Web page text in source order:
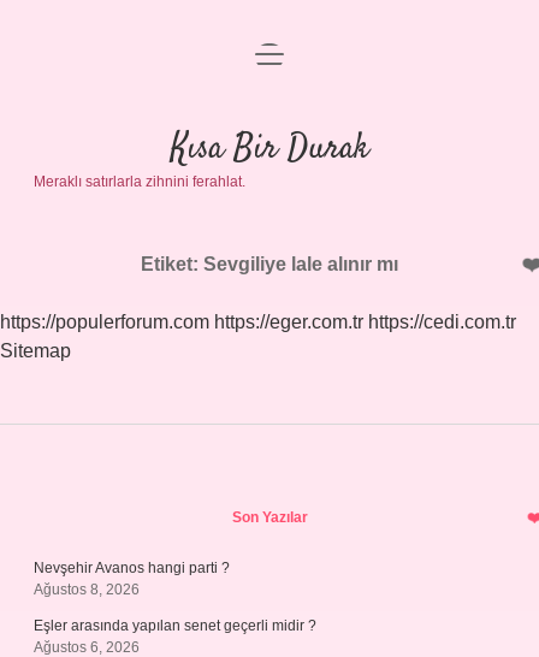
Anasayfa
Gizlilik Politikası
Yasal Uyarı
menüyü
Kısa Bir Durak
Meraklı satırlarla zihnini ferahlat.
Etiket: Sevgiliye lale alınır mı
https://populerforum.com https://eger.com.tr https://cedi.com.tr
Sitemap
Son Yazılar
Nevşehir Avanos hangi parti ?
Ağustos 8, 2026
Eşler arasında yapılan senet geçerli midir ?
Ağustos 6, 2026